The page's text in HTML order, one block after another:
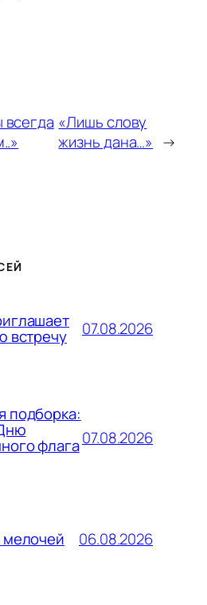
всегда «Лишь слову
жизнь дана…» →
встречу 07.08.2026
подборка:
флага07.08.2026
мелочей 06.08.2026